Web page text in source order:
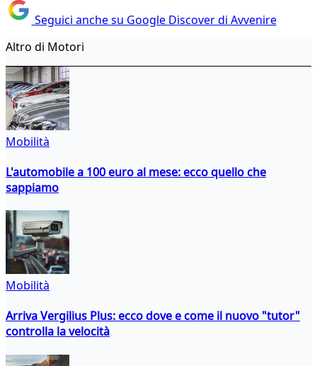
Seguici anche su Google Discover di Avvenire
Altro di Motori
Mobilità
L'automobile a 100 euro al mese: ecco quello che
sappiamo
Mobilità
Arriva Vergilius Plus: ecco dove e come il nuovo "tutor"
controlla la velocità